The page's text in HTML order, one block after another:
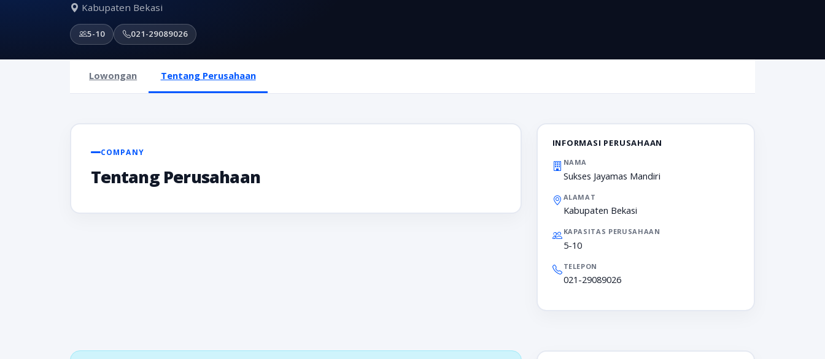
Kabupaten Bekasi
5-10 021-29089026
Lowongan Tentang Perusahaan
COMPANY
Tentang Perusahaan
INFORMASI PERUSAHAAN
NAMA
Sukses Jayamas Mandiri
ALAMAT
Kabupaten Bekasi
KAPASITAS PERUSAHAAN
5-10
TELEPON
021-29089026